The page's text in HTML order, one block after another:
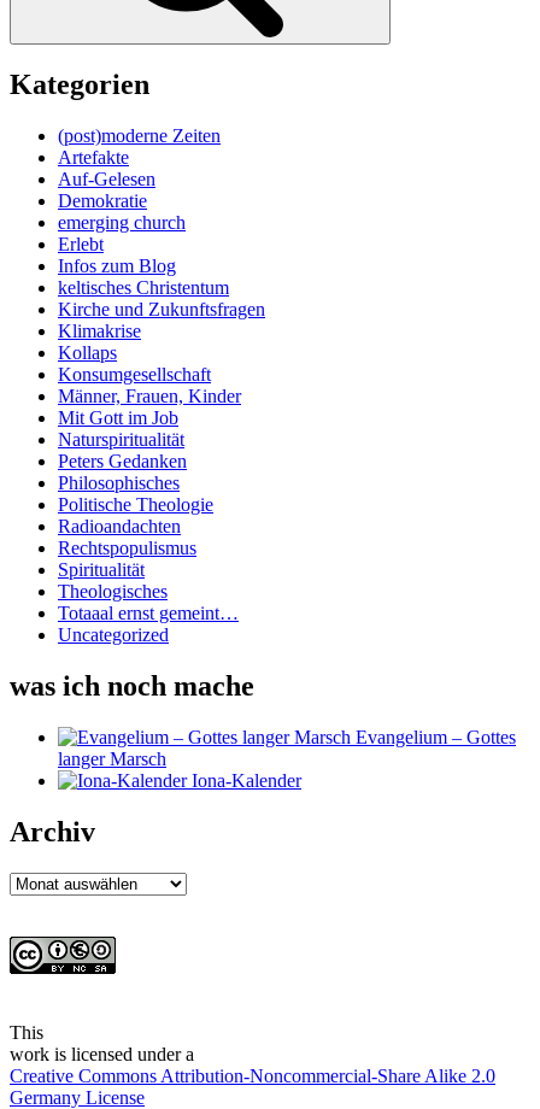
Kategorien
(post)moderne Zeiten
Artefakte
Auf-Gelesen
Demokratie
emerging church
Erlebt
Infos zum Blog
keltisches Christentum
Kirche und Zukunftsfragen
Klimakrise
Kollaps
Konsumgesellschaft
Männer, Frauen, Kinder
Mit Gott im Job
Naturspiritualität
Peters Gedanken
Philosophisches
Politische Theologie
Radioandachten
Rechtspopulismus
Spiritualität
Theologisches
Totaaal ernst gemeint…
Uncategorized
was ich noch mache
Evangelium – Gottes
langer Marsch
Iona-Kalender
Archiv
Archiv
This
work is licensed under a
Creative Commons Attribution-Noncommercial-Share Alike 2.0
Germany License